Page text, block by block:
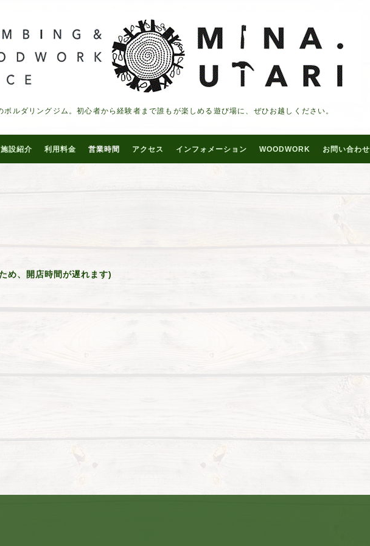
ボルダリングジム。初心者から経験者まで誰もが楽しめる遊び場に、ぜひお越しください。
施設紹介 利用料金 営業時間 アクセス インフォメーション WOODWORK お問い合わせ
め、開店時間が遅れます)